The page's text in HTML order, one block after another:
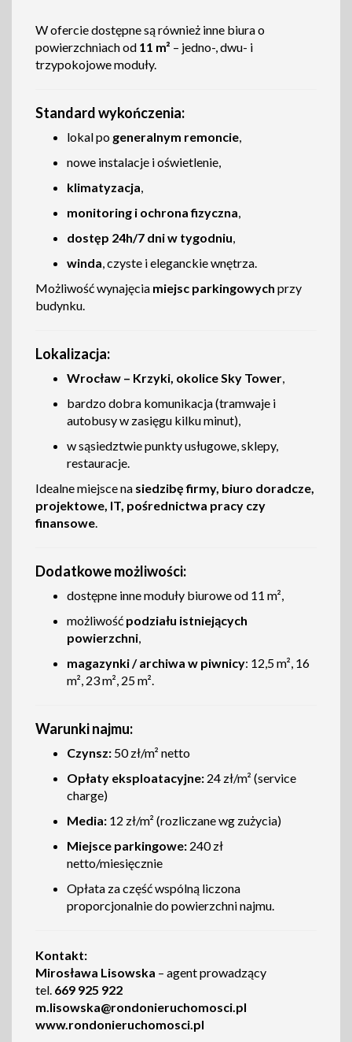
W ofercie dostępne są również inne biura o
powierzchniach od 11 m² – jedno-, dwu- i
trzypokojowe moduły.
Standard wykończenia:
lokal po generalnym remoncie,
nowe instalacje i oświetlenie,
klimatyzacja,
monitoring i ochrona fizyczna,
dostęp 24h/7 dni w tygodniu,
winda, czyste i eleganckie wnętrza.
Możliwość wynajęcia miejsc parkingowych przy
budynku.
Lokalizacja:
Wrocław – Krzyki, okolice Sky Tower,
bardzo dobra komunikacja (tramwaje i
autobusy w zasięgu kilku minut),
w sąsiedztwie punkty usługowe, sklepy,
restauracje.
Idealne miejsce na siedzibę firmy, biuro doradcze,
projektowe, IT, pośrednictwa pracy czy
finansowe.
Dodatkowe możliwości:
dostępne inne moduły biurowe od 11 m²,
możliwość podziału istniejących
powierzchni,
magazynki / archiwa w piwnicy: 12,5 m², 16
m², 23 m², 25 m².
Warunki najmu:
Czynsz: 50 zł/m² netto
Opłaty eksploatacyjne: 24 zł/m² (service
charge)
Media: 12 zł/m² (rozliczane wg zużycia)
Miejsce parkingowe: 240 zł
netto/miesięcznie
Opłata za część wspólną liczona
proporcjonalnie do powierzchni najmu.
Kontakt:
Mirosława Lisowska – agent prowadzący
tel. 669 925 922
m.lisowska@rondonieruchomosci.pl
www.rondonieruchomosci.pl